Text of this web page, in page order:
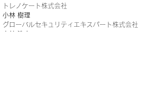
トレノケート株式会社
小林 樹理
グローバルセキュリティエキスパート株式会社
小林 浩史